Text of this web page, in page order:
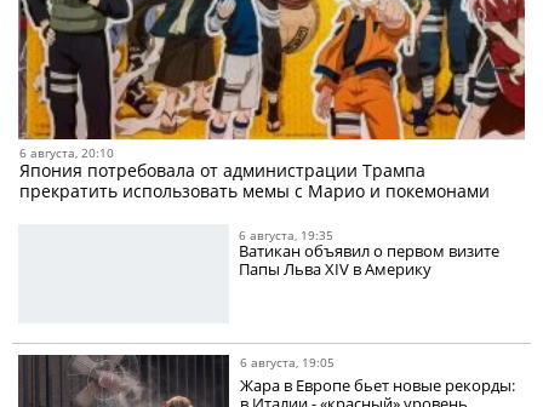
6 августа, 20:10
Япония потребовала от администрации Трампа
прекратить использовать мемы с Марио и покемонами
6 августа, 19:35
Ватикан объявил о первом визите
Папы Льва XIV в Америку
6 августа, 19:05
Жара в Европе бьет новые рекорды: